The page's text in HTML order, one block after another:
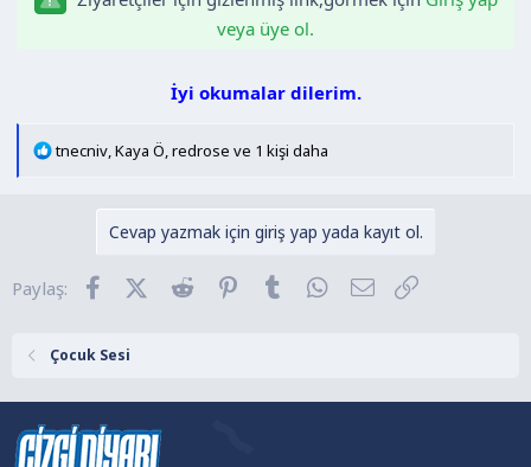
n
h
veya üye ol.
İyi okumalar dilerim.
T
e
tnecniv Kaya Ö redrose ve 1 kişi daha
Cevap yazmak için giriş yap yada kayıt ol.
Paylaş: FacebookX (Twitter)
Reddit Pinterest
Tumblr WhatsApp
E-posta
Çocuk Sesi